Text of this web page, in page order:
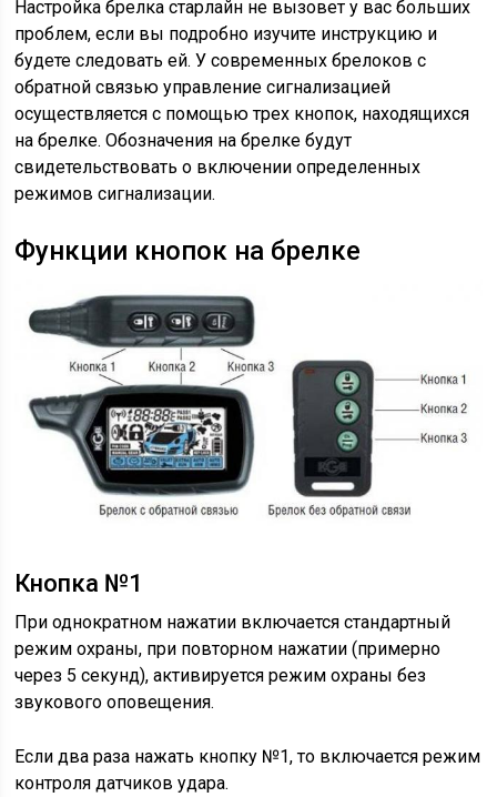
Настройка брелка старлайн не вызовет у вас больших
проблем, если вы подробно изучите инструкцию и
будете следовать ей. У современных брелоков с
обратной связью управление сигнализацией
осуществляется с помощью трех кнопок, находящихся
на брелке. Обозначения на брелке будут
свидетельствовать о включении определенных
режимов сигнализации.
Функции кнопок на брелке
Кнопка №1
При однократном нажатии включается стандартный
режим охраны, при повторном нажатии (примерно
через 5 секунд), активируется режим охраны без
звукового оповещения.
Если два раза нажать кнопку №1, то включается режим
контроля датчиков удара.